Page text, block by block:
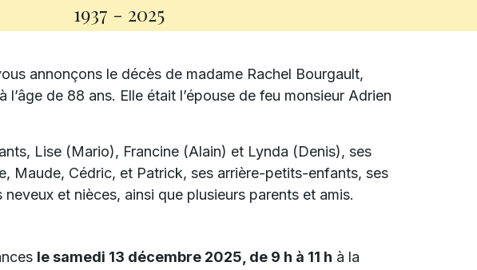
1937 - 2025
annonçons le décès de madame Rachel Bourgault,
de 88 ans. Elle était l’épouse de feu monsieur Adrien
Lise (Mario), Francine (Alain) et Lynda (Denis), ses
Maude, Cédric, et Patrick, ses arrière-petits-enfants, ses
et nièces, ainsi que plusieurs parents et amis.
le samedi 13 décembre 2025, de 9 h à 11 h à la